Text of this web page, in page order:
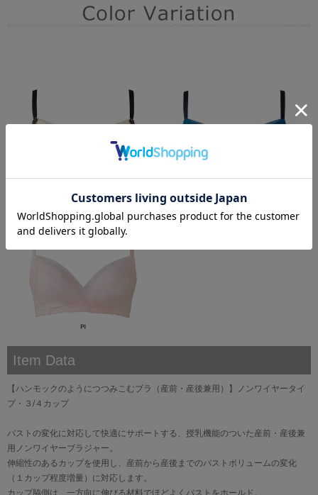
Item Data
【ハンモックのようにつつみこむブラ（産前・産後兼用）】ノンワイヤータイ
プ・３/４カップ
バストの変化に対応して快適にサポートする、授乳機能のついた産前・産後兼
用ノンワイヤーブラジャー。
伸縮性のあるカップを使用し、産前から産後までのバストボリュームの変化
（１カップ程度増量）に対応します。